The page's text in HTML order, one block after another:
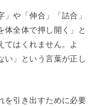
や「伸合」「詰合」
体全体で押し開く」と
てはくれません。よ
い」という言葉が正し
を引き出すために必要